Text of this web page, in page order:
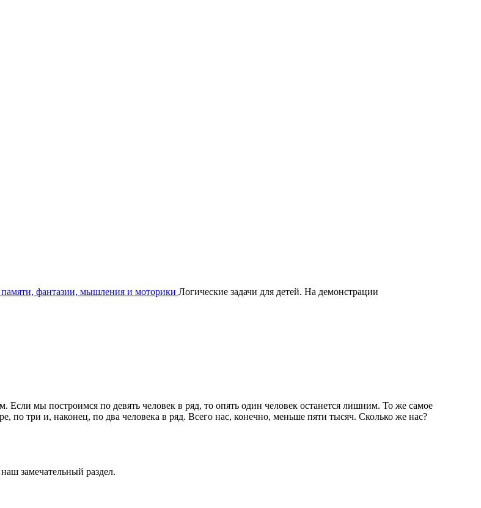
памяти, фантазии, мышления и моторики Логические задачи для детей. На демонстрации
Если мы построимся по девять человек в ряд, то опять один человек останется лишним. То же самое
по три и, наконец, по два человека в ряд. Всего нас, конечно, меньше пяти тысяч. Сколько же нас?
замечательный раздел.